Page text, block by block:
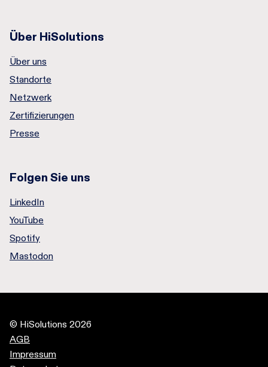
Über HiSolutions
Über uns
Standorte
Netzwerk
Zertifizierungen
Presse
Folgen Sie uns
LinkedIn
YouTube
Spotify
Mastodon
© HiSolutions 2026
AGB
Impressum